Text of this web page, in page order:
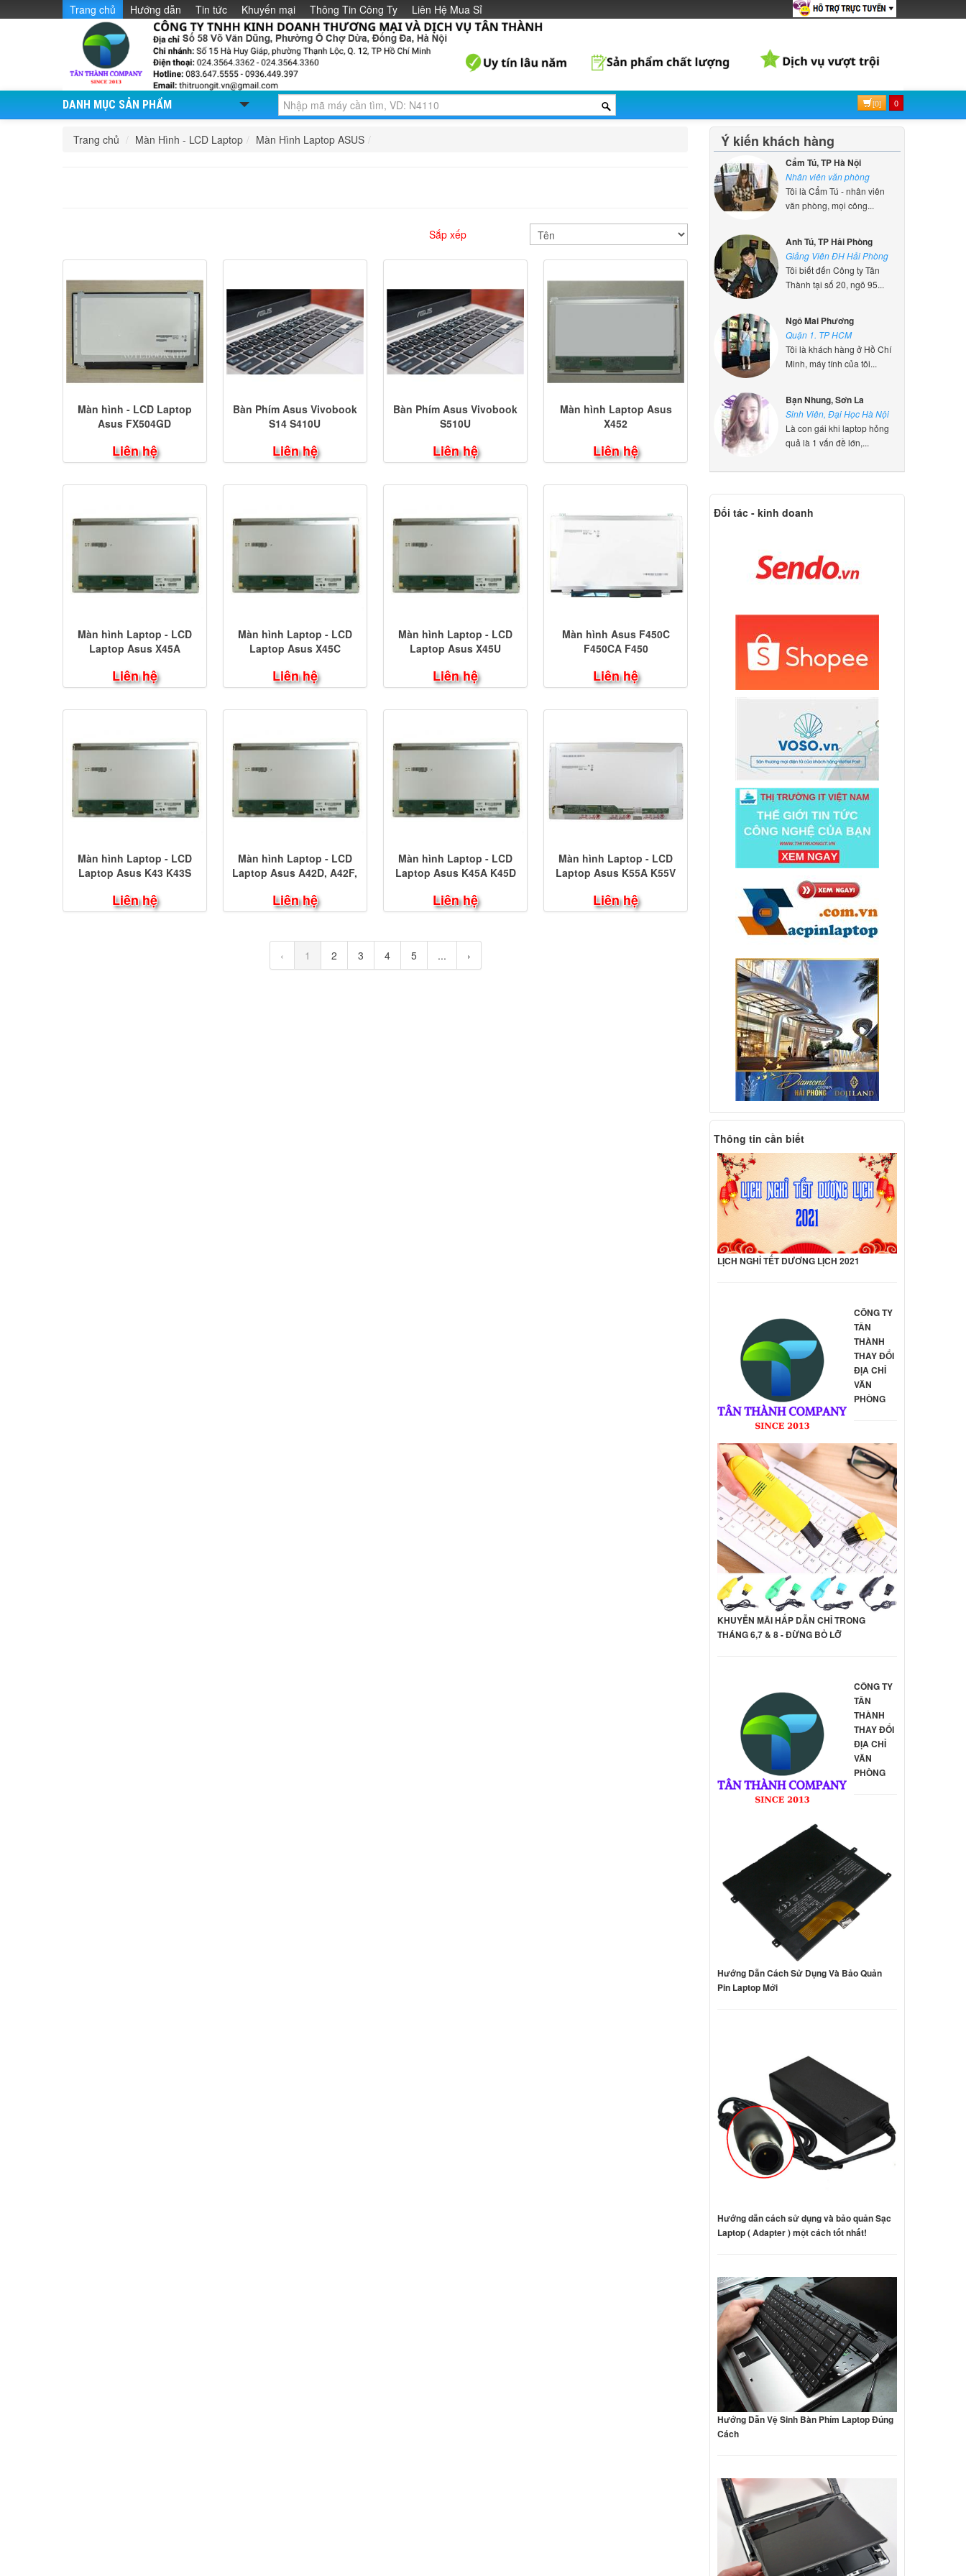
Trang chủ Hướng dẫn Tin tức Khuyến mại Thông Tin Công Ty Liên Hệ Mua Sỉ
DANH MỤC SẢN PHẨM [0] 0
Trang chủ / Màn Hình - LCD Laptop / Màn Hình Laptop ASUS /
Sắp xếp
Màn hình - LCD Laptop
Asus FX504GD
Liên hệ
Bàn Phím Asus Vivobook
S14 S410U
Liên hệ
Bàn Phím Asus Vivobook
S510U
Liên hệ
Màn hình Laptop Asus
X452
Liên hệ
Màn hình Laptop - LCD
Laptop Asus X45A
Liên hệ
Màn hình Laptop - LCD
Laptop Asus X45C
Liên hệ
Màn hình Laptop - LCD
Laptop Asus X45U
Liên hệ
Màn hình Asus F450C
F450CA F450
Liên hệ
Màn hình Laptop - LCD
Laptop Asus K43 K43S
Liên hệ
Màn hình Laptop - LCD
Laptop Asus A42D, A42F,
Liên hệ
Màn hình Laptop - LCD
Laptop Asus K45A K45D
Liên hệ
Màn hình Laptop - LCD
Laptop Asus K55A K55V
Liên hệ
‹ 1 2 3 4 5 ... ›
Ý kiến khách hàng
Cẩm Tú, TP Hà Nội
Nhân viên văn phòng
Tôi là Cẩm Tú - nhân viên
văn phòng, mọi công...
Anh Tú, TP Hải Phòng
Giảng Viên ĐH Hải Phòng
Tôi biết đến Công ty Tân
Thành tại số 20, ngõ 95...
Ngô Mai Phương
Quận 1. TP HCM
Tôi là khách hàng ở Hồ Chí
Minh, máy tính của tôi...
Bạn Nhung, Sơn La
Sinh Viên, Đại Học Hà Nội
Là con gái khi laptop hỏng
quả là 1 vấn đề lớn,...
Đối tác - kinh doanh
Thông tin cần biết
LỊCH NGHỈ TẾT DƯƠNG LỊCH 2021
CÔNG TY
TÂN
THÀNH
THAY ĐỔI
ĐỊA CHỈ
VĂN
PHÒNG
KHUYỄN MÃI HẤP DẪN CHỈ TRONG
THÁNG 6,7 & 8 - ĐỪNG BỎ LỠ
CÔNG TY
TÂN
THÀNH
THAY ĐỔI
ĐỊA CHỈ
VĂN
PHÒNG
Hướng Dẫn Cách Sử Dụng Và Bảo Quản
Pin Laptop Mới
Hướng dẫn cách sử dụng và bảo quản Sạc
Laptop ( Adapter ) một cách tốt nhất!
Hướng Dẫn Vệ Sinh Bàn Phím Laptop Đúng
Cách